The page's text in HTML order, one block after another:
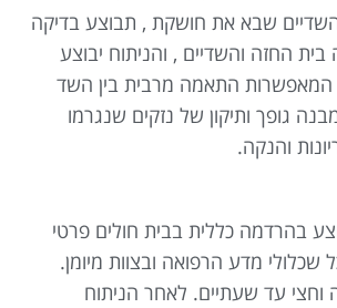
שבא את חושקת , תבוצע בדיקה
החזה והשדיים , והניתוח יבוצע
המאפשרות התאמה מרבית בין השד
גופך ותיקון של נזקים שנגרמו
והנקה.
בהרדמה כללית בבית חולים פרטי
שכלולי מדע הרפואה ובצוות מיומן.
וחצי עד שעתיים. לאחר הניתוח